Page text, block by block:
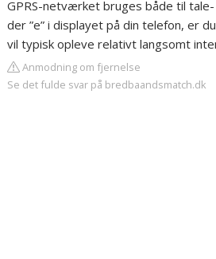
GPRS-netværket bruges både til
der ”e” i displayet på din telefon, er
vil typisk opleve relativt langsomt
Anmodning om fjernelse
Se det fulde svar på bredbaandsmatch.dk